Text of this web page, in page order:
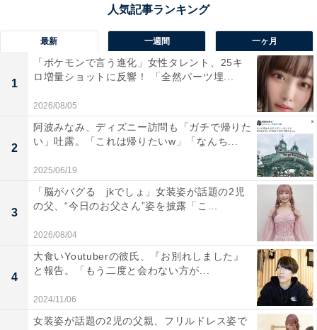
最新 一週間 一ヶ月
1
「ポケモンで言う進化」女性タレント、25キ
ロ増量ショットに反響！ 「全然パーツ埋...
2026/08/05
2
阿波みなみ、ディズニー訪問も「ガチで帰りた
い」吐露。「これは帰りたいw」「なんち...
2025/06/19
3
「脳がバグる jkでしょ」女装姿が話題の2児
の父、“今日のお父さん”姿を披露「こ...
2026/08/04
4
大食いYoutuberの彼氏、『お別れしました』
と報告。「もう二度と会わない方が...
2024/11/06
女装姿が話題の2児の父親、フリルドレス姿で